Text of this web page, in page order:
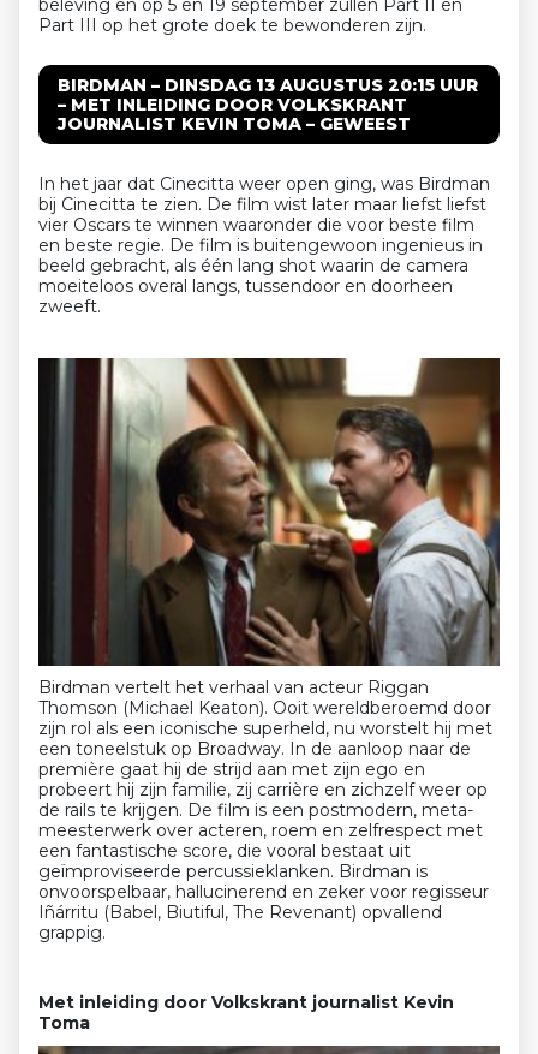
beleving en op 5 en 19 september zullen Part II en
Part III op het grote doek te bewonderen zijn.
BIRDMAN – DINSDAG 13 AUGUSTUS 20:15 UUR
– MET INLEIDING DOOR VOLKSKRANT
JOURNALIST KEVIN TOMA – GEWEEST
In het jaar dat Cinecitta weer open ging, was Birdman
bij Cinecitta te zien. De film wist later maar liefst liefst
vier Oscars te winnen waaronder die voor beste film
en beste regie. De film is buitengewoon ingenieus in
beeld gebracht, als één lang shot waarin de camera
moeiteloos overal langs, tussendoor en doorheen
zweeft.
Birdman vertelt het verhaal van acteur Riggan
Thomson (Michael Keaton). Ooit wereldberoemd door
zijn rol als een iconische superheld, nu worstelt hij met
een toneelstuk op Broadway. In de aanloop naar de
première gaat hij de strijd aan met zijn ego en
probeert hij zijn familie, zij carrière en zichzelf weer op
de rails te krijgen. De film is een postmodern, meta-
meesterwerk over acteren, roem en zelfrespect met
een fantastische score, die vooral bestaat uit
geïmproviseerde percussieklanken. Birdman is
onvoorspelbaar, hallucinerend en zeker voor regisseur
Iñárritu (Babel, Biutiful, The Revenant) opvallend
grappig.
Met inleiding door Volkskrant journalist Kevin
Toma